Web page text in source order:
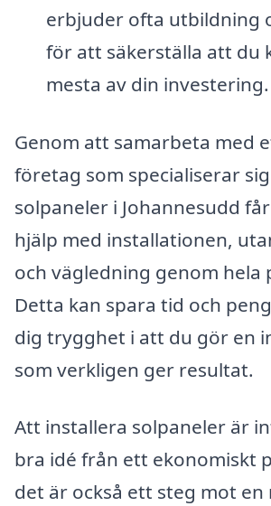
erbjuder ofta utbildning
för att säkerställa att du
mesta av din investering.
Genom att samarbeta med
företag som specialiserar
solpaneler i Johannesudd
hjälp med installationen,
och vägledning genom hela
Detta kan spara tid och
dig trygghet i att du gör en
som verkligen ger resultat.
Att installera solpaneler är
bra idé från ett ekonomiskt
det är också ett steg mot